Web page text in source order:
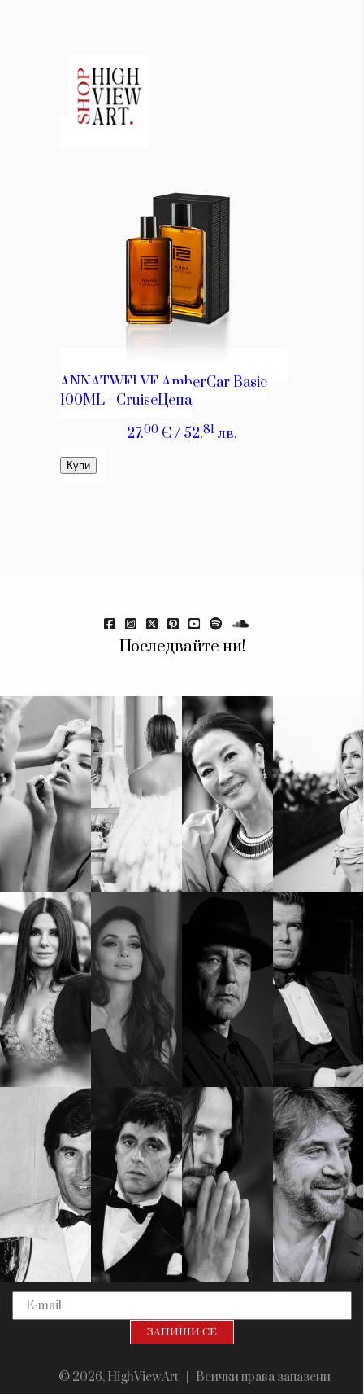
Последвайте ни!
КАТЕГОРИИ
Wine&Dine
Подкасти
Мода
Dialogue
Изкуство
Красота
Цветно
Гурме
Пътувай
Wellness
ЗА НАС
Условия за
ползване
За нас
Реклама
Политика за
поверителност
ModerenDom
СЛЕДВАЙТЕ НИ
Facebook Instagram Twitter
Pinterest
YouTube
Spotify Soundcloud
Ако нашият сайт ви харесва, можете да се абонирате за
седмичния ни нюзлетър тук:
© 2026, HighViewArt | Всички права запазени